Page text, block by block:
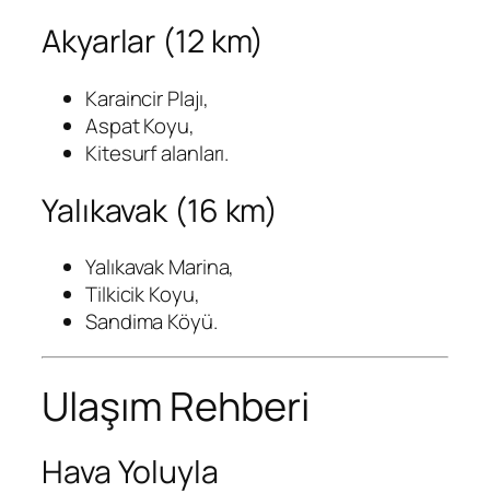
Akyarlar (12 km)
Karaincir Plajı,
Aspat Koyu,
Kitesurf alanları.
Yalıkavak (16 km)
Yalıkavak Marina,
Tilkicik Koyu,
Sandima Köyü.
Ulaşım Rehberi
Hava Yoluyla